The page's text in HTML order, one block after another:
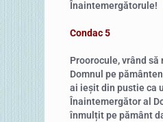
Înaintemergătorule!
Condac 5
Proorocule, vrând să
Domnul pe
ai ieșit din pustie ca
Înaintemergător al
înmulțit pe pământ